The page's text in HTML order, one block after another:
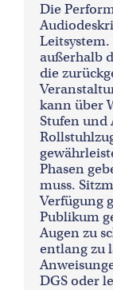
Die
außerhalb
die
kann über
Stufen und
Phasen
muss.
Verfügung
Publikum
Augen zu
entlang zu
DGS oder